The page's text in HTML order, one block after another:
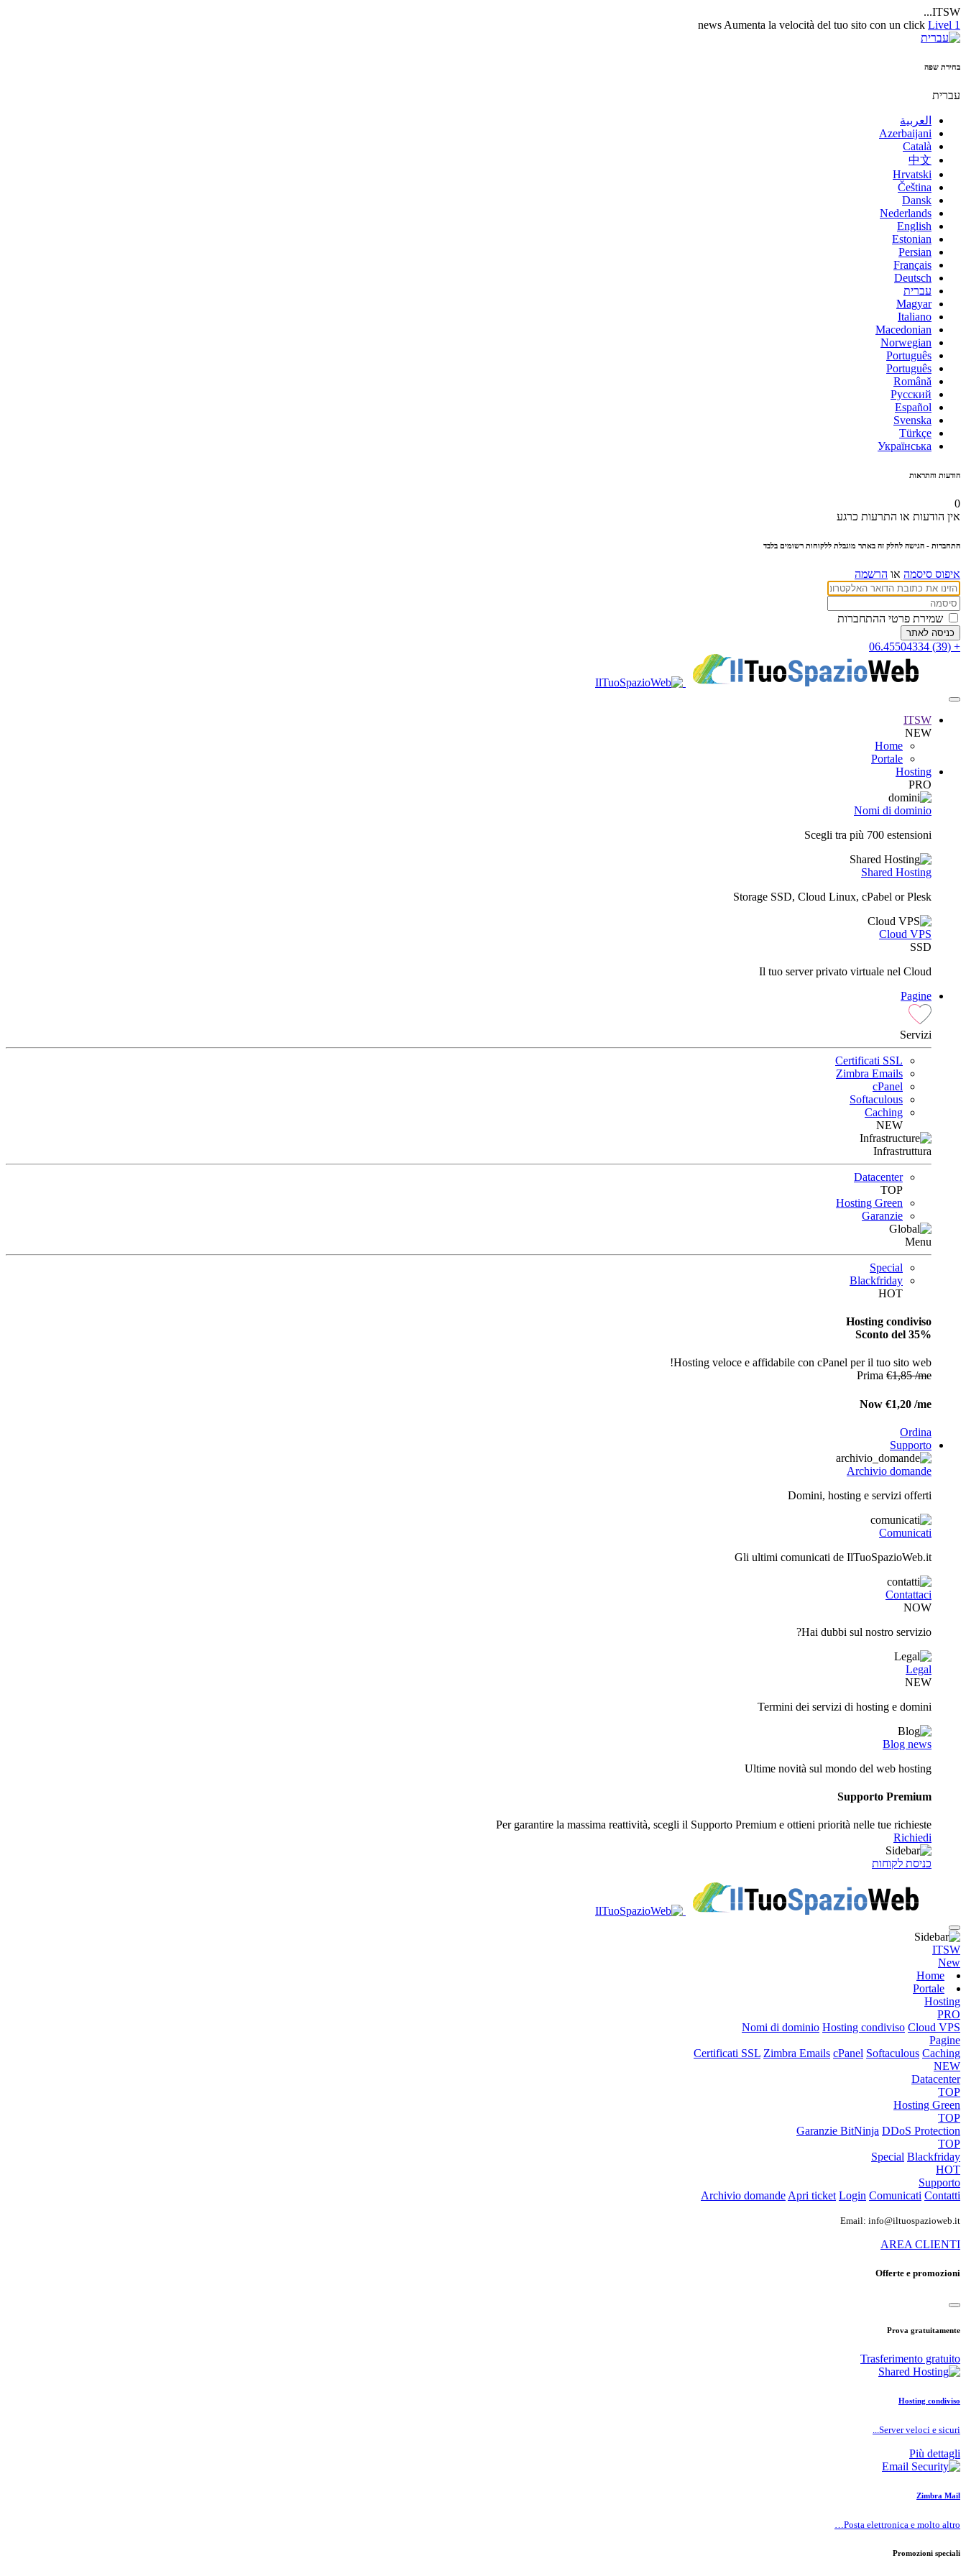
ITSW...
news Aumenta la velocità del tuo sito con un click Livel 1
בחירת שפה
עברית
العربية
Azerbaijani
Català
中文
Hrvatski
Čeština
Dansk
Nederlands
English
Estonian
Persian
Français
Deutsch
עברית
Magyar
Italiano
Macedonian
Norwegian
Português
Português
Română
Русский
Español
Svenska
Türkçe
Українська
הודעות והתראות
0
אין הודעות או התרעות כרגע
התחברות - הגישה לחלק זה באתר מוגבלת ללקוחות רשומים בלבד
איפוס סיסמה או הרשמה
שמירת פרטי ההתחברות
+ (39) 06.45504334
ITSW
NEW
Home
Portale
Hosting
PRO
Nomi di dominio
Scegli tra più 700 estensioni
Shared Hosting
Storage SSD, Cloud Linux, cPabel or Plesk
Cloud VPS
SSD
Il tuo server privato virtuale nel Cloud
Pagine
Servizi
Certificati SSL
Zimbra Emails
cPanel
Softaculous
Caching
NEW
Infrastruttura
Datacenter
TOP
Hosting Green
Garanzie
Menu
Special
Blackfriday
HOT
Hosting condiviso
Sconto del 35%
Hosting veloce e affidabile con cPanel per il tuo sito web!
Prima €1,85 /me
Now €1,20 /me
Ordina
Supporto
Archivio domande
Domini, hosting e servizi offerti
Comunicati
Gli ultimi comunicati de IlTuoSpazioWeb.it
Contattaci
NOW
Hai dubbi sul nostro servizio?
Legal
NEW
Termini dei servizi di hosting e domini
Blog news
Ultime novità sul mondo del web hosting
Supporto Premium
Per garantire la massima reattività, scegli il Supporto Premium e ottieni priorità nelle tue richieste
Richiedi
כניסת לקוחות
ITSW
New
Home
Portale
Hosting
PRO
Nomi di dominio Hosting condiviso Cloud VPS
Pagine
Certificati SSL Zimbra Emails cPanel Softaculous Caching
NEW
Datacenter
TOP
Hosting Green
TOP
Garanzie BitNinja DDoS Protection
TOP
Special Blackfriday
HOT
Supporto
Archivio domandeApri ticket Login Comunicati Contatti
Email: info@iltuospazioweb.it
AREA CLIENTI
Offerte e promozioni
Prova gratuitamente
Trasferimento gratuito
Hosting condiviso
Server veloci e sicuri...
Più dettagli
Zimbra Mail
Posta elettronica e molto altro…
Promozioni speciali